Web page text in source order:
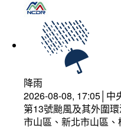
降雨
2026-08-08, 17:05│中
第13號颱風及其外圍
市山區、新北市山區